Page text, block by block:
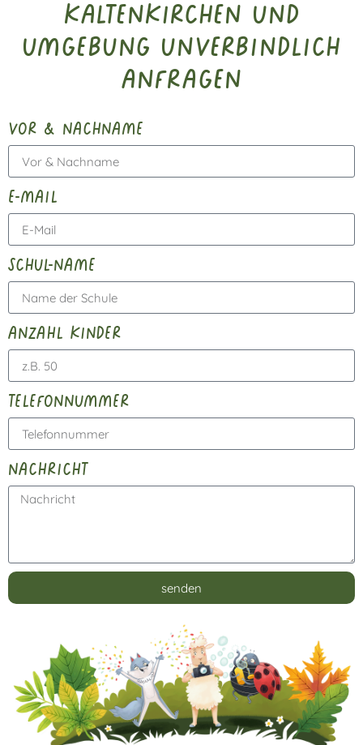
Kaltenkirchen und
Umgebung unverbindlich
anfragen
vor & nachname
e-mail
schul-name
anzahl kinder
telefonnummer
nachricht
senden